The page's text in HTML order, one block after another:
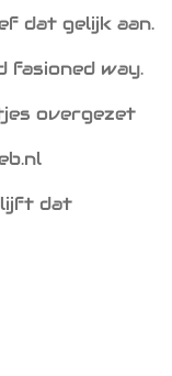
dat gelijk aan.
fasioned way.
overgezet
dat